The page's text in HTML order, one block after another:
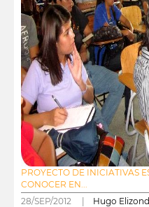
PROYECTO DE INICIATIVAS
CONOCER EN...
28/SEP/2012 | Hugo